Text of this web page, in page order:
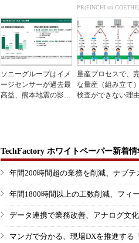
PR(FINCHI on GOETHE)
ソニーグループはイメ
ージセンサーが過去最
高益、熊本地震の影響
量産プロセスで、
な量産（組み立て
検査ができない理由
TechFactory ホワイトペーパー新着情
年間200時間超の業務を削減、ナブテ
年間1800時間以上の工数削減、フィ
データ連携で業務改善、アナログ文
マンガで分かる、現場DXを推進する